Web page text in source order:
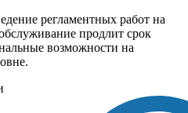
регламентных работ на
продлит срок
возможности на